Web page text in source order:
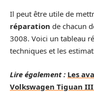
Il peut être utile de
réparation de chacun
3008. Voici un tableau
techniques et les
Lire également : Les
Volkswagen Tiguan